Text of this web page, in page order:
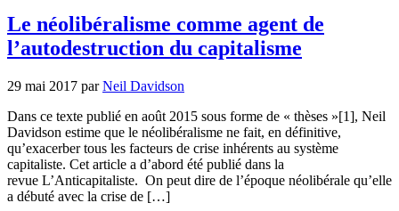
Le néolibéralisme comme agent de
l’autodestruction du capitalisme
29 mai 2017 parNeil Davidson
Dans ce texte publié en août 2015 sous forme de « thèses »[1], Neil
Davidson estime que le néolibéralisme ne fait, en définitive,
qu’exacerber tous les facteurs de crise inhérents au système
capitaliste. Cet article a d’abord été publié dans la
revue L’Anticapitaliste. On peut dire de l’époque néolibérale qu’elle
a débuté avec la crise de […]